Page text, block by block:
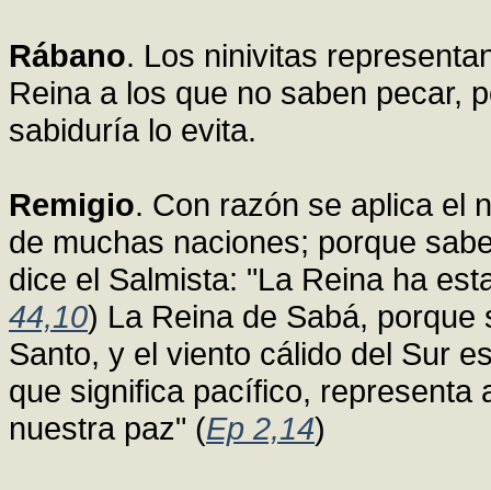
Rábano. Los ninivitas
Reina a los que no saben pecar,
sabiduría lo evita.
Remigio. Con razón se aplica el
de muchas naciones; porque
dice el Salmista: "La Reina ha
44,10) La Reina de Sabá,
Santo, y el viento cálido del Sur
que significa pacífico, representa
nuestra paz" (Ep 2,14)